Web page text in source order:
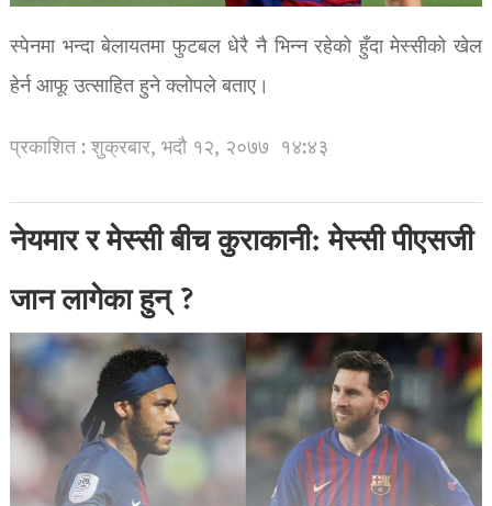
स्पेनमा भन्दा बेलायतमा फुटबल धेरै नै भिन्न रहेको हुँदा मेस्सीको खेल
हेर्न आफू उत्साहित हुने क्लोपले बताए।
प्रकाशित : शुक्रबार, भदौ १२, २०७७ १४:४३
नेयमार र मेस्सी बीच कुराकानी: मेस्सी पीएसजी
जान लागेका हुन् ?